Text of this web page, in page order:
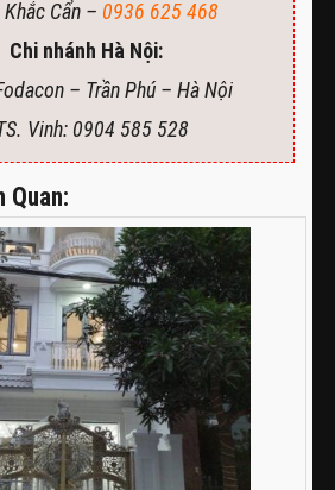
Cẩn – 0936 625 468
Chi nhánh Hà Nội:
– Trần Phú – Hà Nội
Vinh: 0904 585 528
Quan: